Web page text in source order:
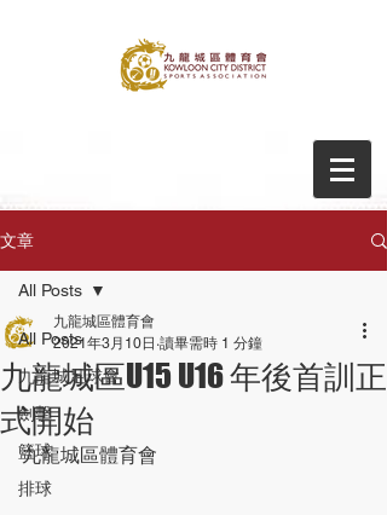
文章
All Posts
九龍城足球會
劍擊
籃球
排球
All Posts
九龍城區U15 U16 年後首訓正
式開始
九龍城區體育會
2021年3月10日 讀畢需時 1 分鐘
九龍城區體育會